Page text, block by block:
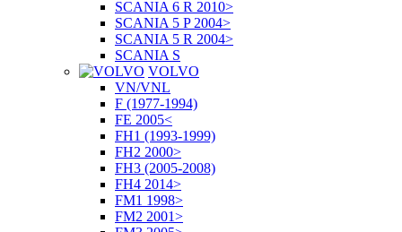
SCANIA 6 R 2010>
SCANIA 5 P 2004>
SCANIA 5 R 2004>
SCANIA S
VOLVO
VN/VNL
F (1977-1994)
FE 2005<
FH1 (1993-1999)
FH2 2000>
FH3 (2005-2008)
FH4 2014>
FM1 1998>
FM2 2001>